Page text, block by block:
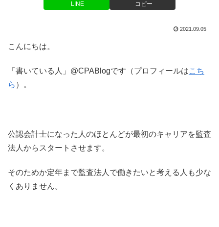
LINE コピー
2021.09.05
こんにちは。
「書いている人」@CPABlogです（プロフィールはこち
ら ）。
公認会計士になった人のほとんどが最初のキャリアを監査
法人からスタートさせます。
そのためか定年まで監査法人で働きたいと考える人も少な
くありません。